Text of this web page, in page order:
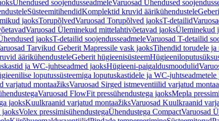
Ühendused soojendusseadmeleVaruosad Ühendused
SüsteemitihendidKomplektid kruvid äärikühendustele
jaoksTorupõlvedVaruosad Torupõlved jaoksT-detailid
Varuosad Üleminekud mittelahtivõetavad jaoksÜleminekud
jaoksT-detailid soojendusseadmeleVaruosad T-detailid
Tarvikud Geberit Mapressile vask jaoksTihendid torudele ja
äärikühendusteleGeberit hügieenisüsteem
ja WC-juhtseadmed jaoksHügieeni-paigaldusmoodulid
loputussüsteemiga loputuskastidele ja WC-juhtseadmetele
varjatud montaažiksVaruosad Sirged istmeventiilid varjatud
Varuosad FlowFit pressühendustega jaoksMepla
jaoksKuulkraanid varjatud montaažiksVaruosad Kuulkraanid
jaoksVolex pressimisühendustegaÜhendustega CompactVaruosad